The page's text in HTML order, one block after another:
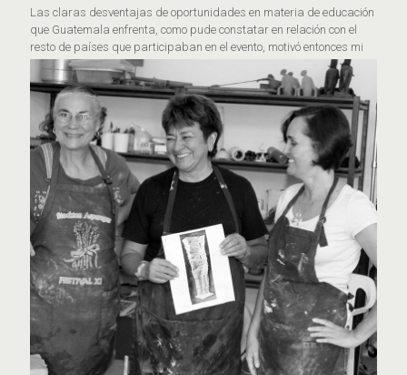
Las claras desventajas de oportunidades en materia de educación
que Guatemala enfrenta, como pude constatar en relación con el
resto de países que participaban en el evento, motivó entonces mi
interés por invitarla a dar este curso en mi taller.